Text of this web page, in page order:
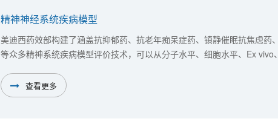
精神神经系统疾病模型
美迪西药效部构建了涵盖抗抑郁药、抗老年痴呆症药、镇静催眠抗焦虑
等众多精神系统疾病模型评价技术，可以从分子水平、细胞水平、Ex
阶段的阿尔茨海默症的转基因小鼠的记忆功能改变，并且排除了Morris水
查看更多